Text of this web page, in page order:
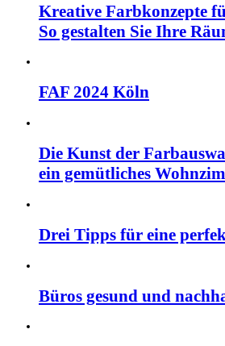
Kreative Farbkonzepte
So gestalten Sie Ihre
FAF 2024 Köln
Die Kunst der
ein gemütliches
Drei Tipps für eine
Büros gesund und